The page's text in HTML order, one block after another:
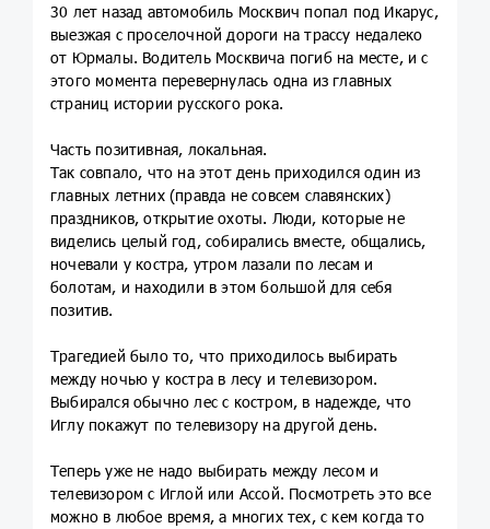
30 лет назад автомобиль Москвич попал под Икарус,
выезжая с проселочной дороги на трассу недалеко
от Юрмалы. Водитель Москвича погиб на месте, и с
этого момента перевернулась одна из главных
страниц истории русского рока.
Часть позитивная, локальная.
Так совпало, что на этот день приходился один из
главных летних (правда не совсем славянских)
праздников, открытие охоты. Люди, которые не
виделись целый год, собирались вместе, общались,
ночевали у костра, утром лазали по лесам и
болотам, и находили в этом большой для себя
позитив.
Трагедией было то, что приходилось выбирать
между ночью у костра в лесу и телевизором.
Выбирался обычно лес с костром, в надежде, что
Иглу покажут по телевизору на другой день.
Теперь уже не надо выбирать между лесом и
телевизором с Иглой или Ассой. Посмотреть это все
можно в любое время, а многих тех, с кем когда то